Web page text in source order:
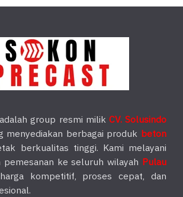
adalah group resmi milik CV. Solusindo
menyediakan berbagai produk beton
berkualitas tinggi. Kami melayani
pemesanan ke seluruh wilayah Pulau
kompetitif, proses cepat, dan